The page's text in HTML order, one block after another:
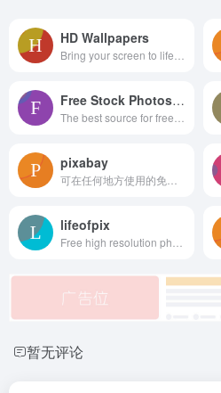
HD Wallpapers
Free Stock Photos and Images
pixabay
lifeofpix
暂无评论